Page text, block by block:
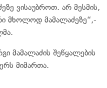
ვისაუბროთ. არ მესმის,
მხოლოდ მამალაძეზე“,-
მამალაძის შეწყალების
მიმართა.